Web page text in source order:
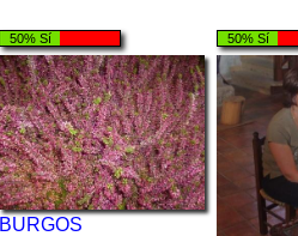
50% Sí
BURGOS
50% Sí